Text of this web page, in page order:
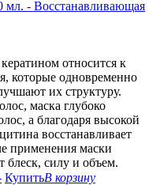
относится к
которые одновременно
их структуру.
маска глубоко
а благодаря высокой
восстанавливает
применения маски
блеск, силу и объем.
КупитьВ корзину